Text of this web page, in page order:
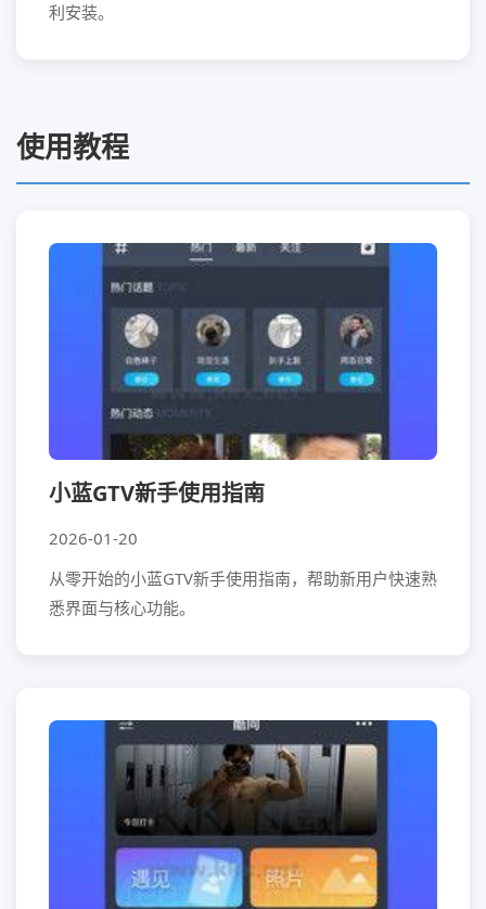
利安装。
使用教程
小蓝GTV新手使用指南
2026-01-20
从零开始的小蓝GTV新手使用指南，帮助新用户快速熟
悉界面与核心功能。